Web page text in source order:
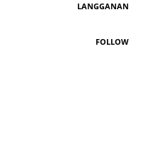
LANGGANAN
FOLLOW